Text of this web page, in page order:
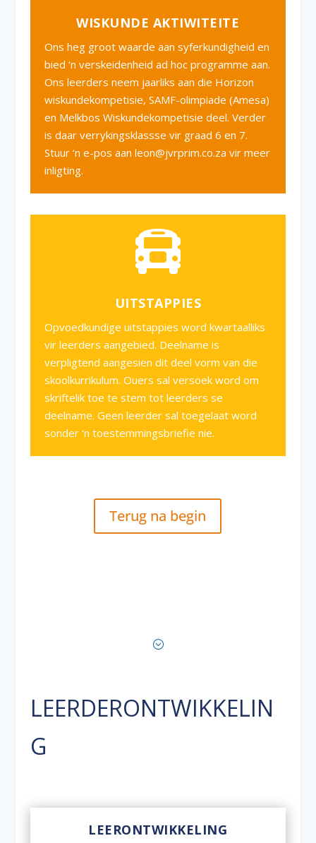
WISKUNDE AKTIWITEITE
Ons heg groot waarde aan syferkundigheid en
bied ‘n verskeidenheid ad hoc programme aan.
Ons leerders neem jaarliks aan die Horizon
wiskundekompetisie, SAMF-olimpiade (Amesa)
en Melkbos Wiskundekompetisie deel. Verder
is daar verrykingsklassse vir graad 6 en 7.
Stuur ‘n e-pos aan leon@jvrprim.co.za vir meer
inligting.
UITSTAPPIES
Opvoedkundige uitstappies word kwartaalliks
vir leerders aangebied. Deelname is
verpligtend aangesien dit deel vorm van die
skoolkurrikulum. Ouers sal versoek word om
skriftelik toe te stem tot leerders se
deelname. Geen leerder sal toegelaat word
sonder ‘n toestemmingsbriefie nie.
Terug na begin
;
LEERDERONTWIKKELIN
G
LEERONTWIKKELING